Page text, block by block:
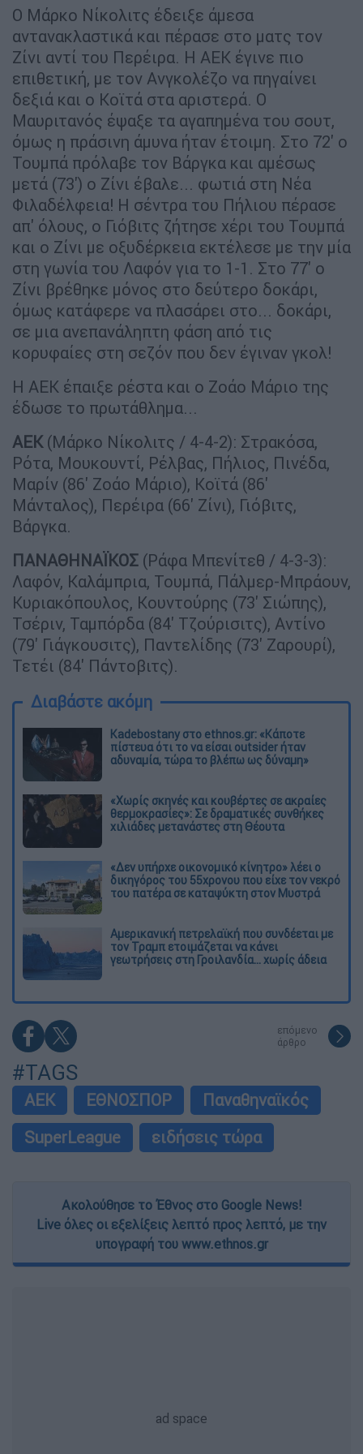
Ο Μάρκο Νίκολιτς έδειξε άμεσα
αντανακλαστικά και πέρασε στο ματς τον
Ζίνι αντί του Περέιρα. Η ΑΕΚ έγινε πιο
επιθετική, με τον Ανγκολέζο να πηγαίνει
δεξιά και ο Κοϊτά στα αριστερά. Ο
Μαυριτανός έψαξε τα αγαπημένα του σουτ,
όμως η πράσινη άμυνα ήταν έτοιμη. Στο 72' ο
Τουμπά πρόλαβε τον Βάργκα και αμέσως
μετά (73') ο Ζίνι έβαλε... φωτιά στη Νέα
Φιλαδέλφεια! Η σέντρα του Πήλιου πέρασε
απ' όλους, ο Γιόβιτς ζήτησε χέρι του Τουμπά
και ο Ζίνι με οξυδέρκεια εκτέλεσε με την μία
στη γωνία του Λαφόν για το 1-1. Στο 77' ο
Ζίνι βρέθηκε μόνος στο δεύτερο δοκάρι,
όμως κατάφερε να πλασάρει στο... δοκάρι,
σε μια ανεπανάληπτη φάση από τις
κορυφαίες στη σεζόν που δεν έγιναν γκολ!
Η ΑΕΚ έπαιξε ρέστα και ο Ζοάο Μάριο της
έδωσε το πρωτάθλημα...
ΑΕΚ(Μάρκο Νίκολιτς / 4-4-2): Στρακόσα,
Ρότα, Μουκουντί, Ρέλβας, Πήλιος, Πινέδα,
Μαρίν (86' Ζοάο Μάριο), Κοϊτά (86'
Μάνταλος), Περέιρα (66' Ζίνι), Γιόβιτς,
Βάργκα.
ΠΑΝΑΘΗΝΑΪΚΟΣ (Ράφα Μπενίτεθ / 4-3-3):
Λαφόν, Καλάμπρια, Τουμπά, Πάλμερ-Μπράουν,
Κυριακόπουλος, Κουντούρης (73' Σιώπης),
Τσέριν, Ταμπόρδα (84' Τζούρισιτς), Αντίνο
(79' Γιάγκουσιτς), Παντελίδης (73' Ζαρουρί),
Τετέι (84' Πάντοβιτς).
Διαβάστε ακόμη
Kadebostany στο ethnos.gr: «Κάποτε
πίστευα ότι το να είσαι outsider ήταν
αδυναμία, τώρα το βλέπω ως δύναμη»
«Χωρίς σκηνές και κουβέρτες σε ακραίες
θερμοκρασίες»: Σε δραματικές συνθήκες
χιλιάδες μετανάστες στη Θέουτα
«Δεν υπήρχε οικονομικό κίνητρο» λέει ο
δικηγόρος του 55χρονου που είχε τον νεκρό
του πατέρα σε καταψύκτη στον Μυστρά
Αμερικανική πετρελαϊκή που συνδέεται με
τον Τραμπ ετοιμάζεται να κάνει
γεωτρήσεις στη Γροιλανδία... χωρίς άδεια
επόμενο
άρθρο
#TAGS
ΑΕΚ ΕΘΝΟΣΠΟΡ
Παναθηναϊκός
SuperLeague
ειδήσεις τώρα
Ακολούθησε το Έθνος στο Google News!
Live όλες οι εξελίξεις λεπτό προς λεπτό, με την
υπογραφή του www.ethnos.gr